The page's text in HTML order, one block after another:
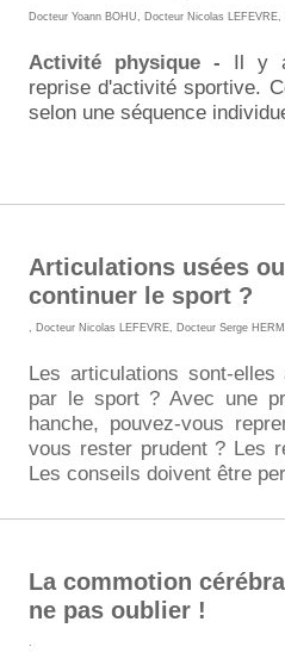
Docteur Yoann BOHU, Docteur Nicolas LEFEVRE,
Activité physique - Il y
reprise d'activité sportive.
selon une séquence
Articulations usées
continuer le sport ?
Docteur Nicolas LEFEVRE Docteur Serge
Les articulations sont-elles
par le sport ? Avec une
hanche, pouvez-vous
vous rester prudent ? Les
Les conseils doivent être
La commotion
ne pas oublier !